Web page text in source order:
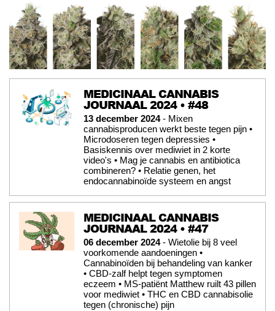
MEDICINAAL CANNABIS
JOURNAAL 2024 • #48
13 december 2024- Mixen
cannabisproducen werkt beste tegen pijn •
Microdoseren tegen depressies •
Basiskennis over mediwiet in 2 korte
video's • Mag je cannabis en antibiotica
combineren? • Relatie genen, het
endocannabinoïde systeem en angst
MEDICINAAL CANNABIS
JOURNAAL 2024 • #47
06 december 2024- Wietolie bij 8 veel
voorkomende aandoeningen •
Cannabinoïden bij behandeling van kanker
• CBD-zalf helpt tegen symptomen
eczeem • MS-patiënt Matthew ruilt 43 pillen
voor mediwiet • THC en CBD cannabisolie
tegen (chronische) pijn